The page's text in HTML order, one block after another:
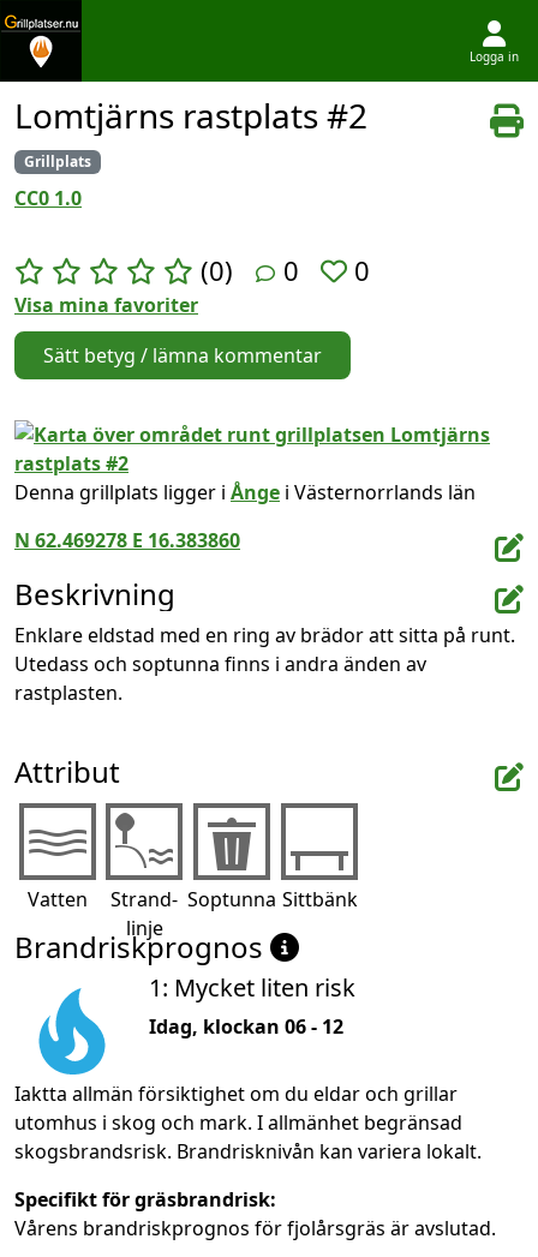
Logga in
Lomtjärns rastplats #2
Grillplats
CC0 1.0
(0) 0 0
Visa mina favoriter
Sätt betyg / lämna kommentar
Denna grillplats ligger i Ånge i Västernorrlands län
N 62.469278 E 16.383860
Beskrivning
Enklare eldstad med en ring av brädor att sitta på runt.
Utedass och soptunna finns i andra änden av
rastplasten.
Attribut
Vatten
Strand-
linje
Soptunna Sittbänk
Brandriskprognos
1: Mycket liten risk
Idag, klockan 06 - 12
Iaktta allmän försiktighet om du eldar och grillar
utomhus i skog och mark. I allmänhet begränsad
skogsbrandsrisk. Brandrisknivån kan variera lokalt.
Specifikt för gräsbrandrisk:
Vårens brandriskprognos för fjolårsgräs är avslutad.